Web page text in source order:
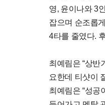
영, 윤이나와 3
잡으며 순조롭
4타를 줄였다.
최예림은 “상반
요한데 티샷이
최예림은 “성공